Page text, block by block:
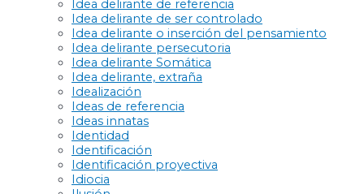
Idea delirante de referencia
Idea delirante de ser controlado
Idea delirante o inserción del pensamiento
Idea delirante persecutoria
Idea delirante Somática
Idea delirante, extraña
Idealización
Ideas de referencia
Ideas innatas
Identidad
Identificación
Identificación proyectiva
Idiocia